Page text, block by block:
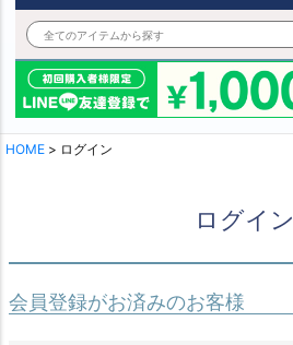
HOME ログイン
ログイン
会員登録がお済みのお客様